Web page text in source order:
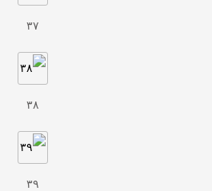
۳۷
۳۸
۳۹